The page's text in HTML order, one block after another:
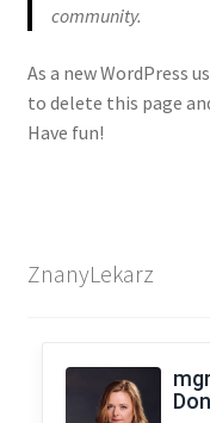
Konsultacja
Pogłębiona
Program TUKAN
Terapia DDA
community.
As a new WordPress
to delete this page
Have fun!
ZnanyLekarz